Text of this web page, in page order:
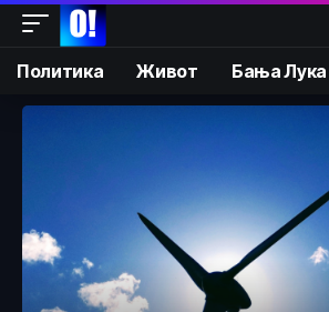
Политика Живот Бања Лука